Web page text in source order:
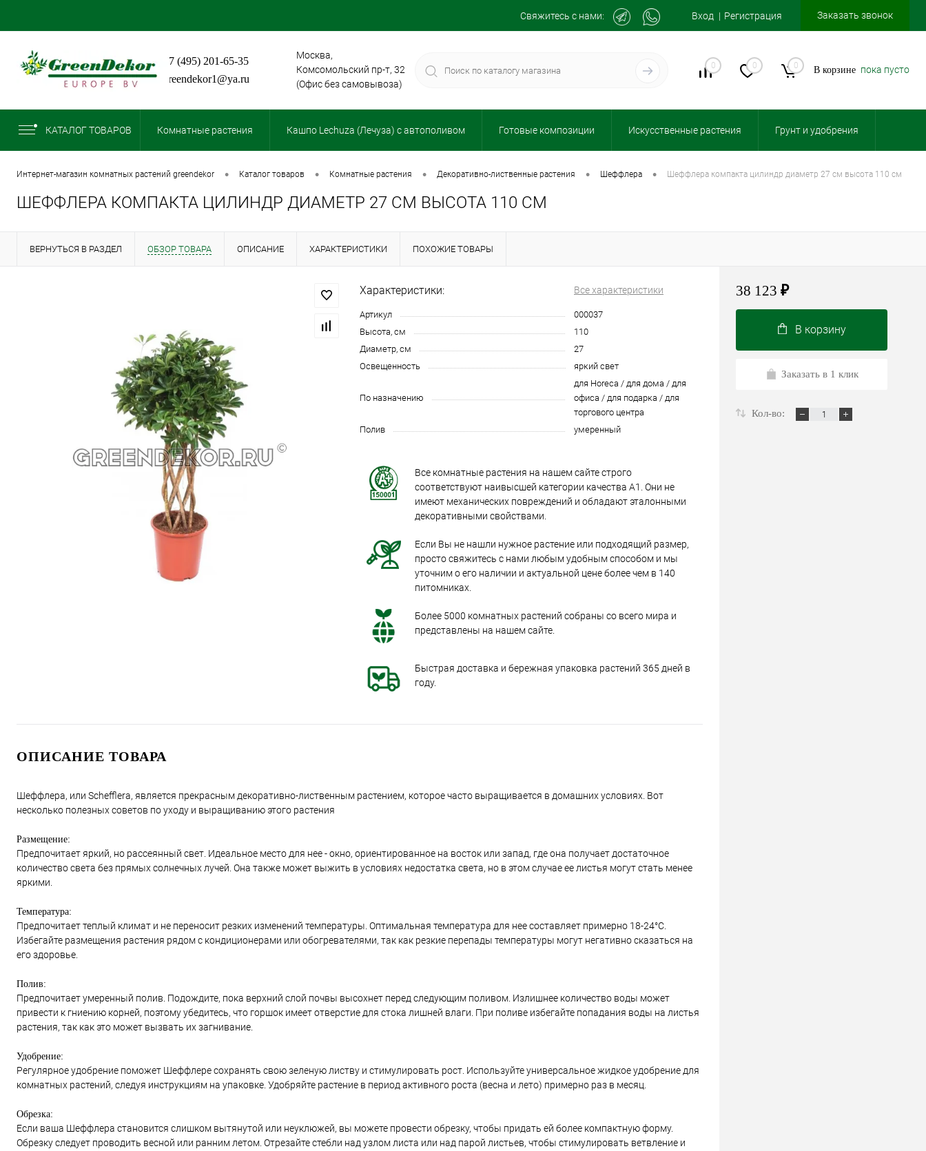
Свяжитесь с нами: Вход Регистрация Заказать звонок
+7 (495) 201-65-35
greendekor1@ya.ru
Москва,
Комсомольский пр-т, 32
(Офис без самовывоза)
0 0 0 В корзине пока пусто
КАТАЛОГ ТОВАРОВ Комнатные растения Кашпо Lechuza (Лечуза) с автополивом Готовые композиции Искусственные растения Грунт и удобрения
интернет-магазин комнатных растений greendekor • каталог товаров • комнатные растения • декоративно-лиственные растения • шеффлера • шеффлера компакта цилиндр диаметр 27 см высота 110 см
ШЕФФЛЕРА КОМПАКТА ЦИЛИНДР ДИАМЕТР 27 СМ ВЫСОТА 110 СМ
ВЕРНУТЬСЯ В РАЗДЕЛ ОБЗОР ТОВАРА ОПИСАНИЕ ХАРАКТЕРИСТИКИ ПОХОЖИЕ ТОВАРЫ
Характеристики: Все характеристики
Артикул
000037
Высота, см
110
Диаметр, см
27
Освещенность
яркий свет
По назначению
для Horeca / для дома / для
офиса / для подарка / для
торгового центра
Полив
умеренный
Все комнатные растения на нашем сайте строго
соответствуют наивысшей категории качества А1. Они не
имеют механических повреждений и обладают эталонными
декоративными свойствами.
Если Вы не нашли нужное растение или подходящий размер,
просто свяжитесь с нами любым удобным способом и мы
уточним о его наличии и актуальной цене более чем в 140
питомниках.
Более 5000 комнатных растений собраны со всего мира и
представлены на нашем сайте.
Быстрая доставка и бережная упаковка растений 365 дней в
году.
ОПИСАНИЕ ТОВАРА
Шеффлера, или Schefflera, является прекрасным декоративно-лиственным растением, которое часто выращивается в домашних условиях. Вот
несколько полезных советов по уходу и выращиванию этого растения
Размещение:
Предпочитает яркий, но рассеянный свет. Идеальное место для нее - окно, ориентированное на восток или запад, где она получает достаточное
количество света без прямых солнечных лучей. Она также может выжить в условиях недостатка света, но в этом случае ее листья могут стать менее
яркими.
Температура:
Предпочитает теплый климат и не переносит резких изменений температуры. Оптимальная температура для нее составляет примерно 18-24°C.
Избегайте размещения растения рядом с кондиционерами или обогревателями, так как резкие перепады температуры могут негативно сказаться на
его здоровье.
Полив:
Предпочитает умеренный полив. Подождите, пока верхний слой почвы высохнет перед следующим поливом. Излишнее количество воды может
привести к гниению корней, поэтому убедитесь, что горшок имеет отверстие для стока лишней влаги. При поливе избегайте попадания воды на листья
растения, так как это может вызвать их загнивание.
Удобрение:
Регулярное удобрение поможет Шеффлере сохранять свою зеленую листву и стимулировать рост. Используйте универсальное жидкое удобрение для
комнатных растений, следуя инструкциям на упаковке. Удобряйте растение в период активного роста (весна и лето) примерно раз в месяц.
Обрезка:
Если ваша Шеффлера становится слишком вытянутой или неуклюжей, вы можете провести обрезку, чтобы придать ей более компактную форму.
Обрезку следует проводить весной или ранним летом. Отрезайте стебли над узлом листа или над парой листьев, чтобы стимулировать ветвление и
38 123 ₽
В корзину
Заказать в 1 клик
Кол-во: